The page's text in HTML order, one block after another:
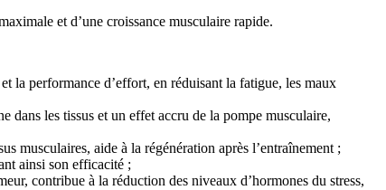
et d’une croissance musculaire rapide.
la performance d’effort, en réduisant la fatigue, les maux
dans les tissus et un effet accru de la pompe musculaire,
musculaires, aide à la régénération après l’entraînement ;
ainsi son efficacité ;
contribue à la réduction des niveaux d’hormones du stress,